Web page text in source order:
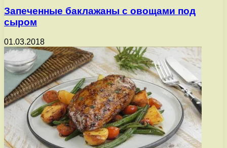
Запеченные баклажаны с овощами под
сыром
01.03.2018